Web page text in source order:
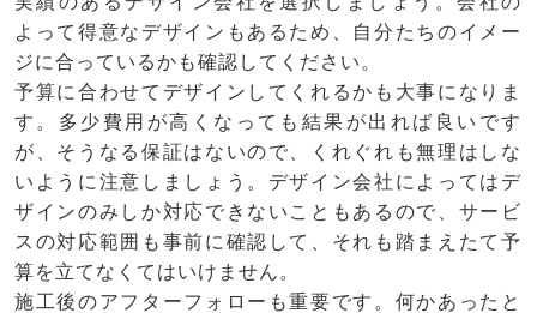
よって得意なデザインもあるため、自分たちのイメー
ジに合っているかも確認してください。
予算に合わせてデザインしてくれるかも大事になりま
す。多少費用が高くなっても結果が出れば良いです
が、そうなる保証はないので、くれぐれも無理はしな
いように注意しましょう。デザイン会社によってはデ
ザインのみしか対応できないこともあるので、サービ
スの対応範囲も事前に確認して、それも踏まえたて予
算を立てなくてはいけません。
施工後のアフターフォローも重要です。何かあったと